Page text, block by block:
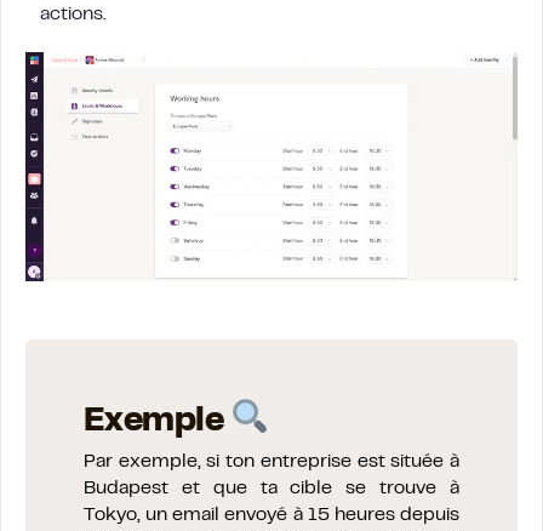
actions.
Exemple
Par exemple, si ton entreprise est située à
Budapest et que ta cible se trouve à
Tokyo, un email envoyé à 15 heures depuis